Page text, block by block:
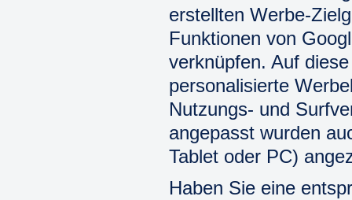
erstellten Werbe-
Funktionen von
verknüpfen. Auf
personalisierte
Nutzungs- und
angepasst wurden
Tablet oder PC)
Haben Sie eine